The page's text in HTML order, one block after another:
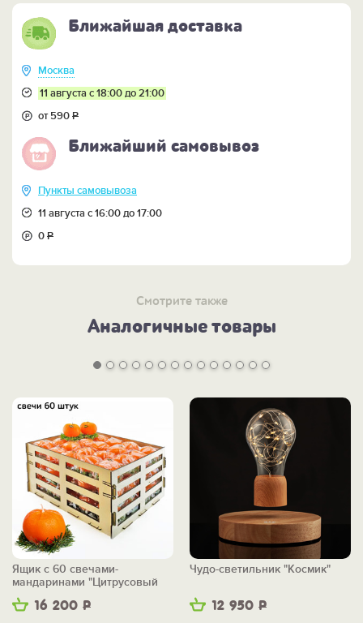
Ближайшая доставка
Москва
11 августа с 18:00 до 21:00
от 590Р
Ближайший самовывоз
Пункты самовывоза
11 августа с 16:00 до 17:00
0Р
Смотрите также
Аналогичные товары
16 200 Р
Ящик с 60 свечами-
мандаринами "Цитрусовый
бум"
12 950 Р
Чудо-светильник "Космик"